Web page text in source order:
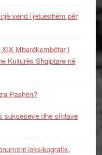
vend i jetueshëm për
Mbarëkombëtar i
Kulturës Shqiptare në
Pashën?
sukseseve dhe sfidave
leksikografik,